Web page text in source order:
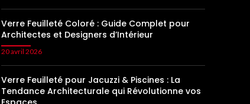
Verre Feuilleté Coloré : Guide Complet pour
Architectes et Designers d’Intérieur
20 avril 2026
Verre Feuilleté pour Jacuzzi & Piscines : La
Tendance Architecturale qui Révolutionne vos